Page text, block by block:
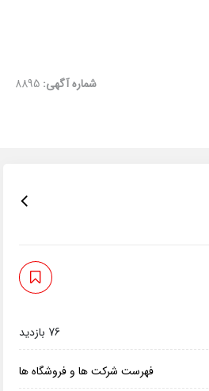
شماره آگهی: 8895
76 بازدید
فهرست شرکت ها و فروشگاه ها